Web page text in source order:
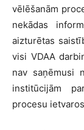
vēlēšanām
nekādas
aizturētas
visi VDAA
nav saņēmusi
institūcijām
procesu